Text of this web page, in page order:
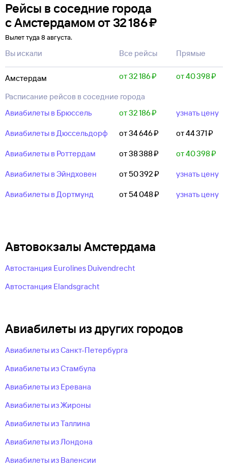
Рейсы в соседние города
с Амстердамом от32 ⁠186 ⁠₽
Вылет туда 8 августа.
Вы искали Все рейсы Прямые
Амстердам от 32 ⁠186 ⁠₽ от 40 ⁠398 ⁠₽
Расписание рейсов в соседние города
Авиабилеты в Брюссель
от 32 ⁠186 ⁠₽ узнать цену
Авиабилеты в Дюссельдорф от 34 ⁠646 ⁠₽ от 44 ⁠371 ⁠₽
Авиабилеты в Роттердам от 38 ⁠388 ⁠₽ от 40 ⁠398 ⁠₽
Авиабилеты в Эйндховен от 50 ⁠392 ⁠₽ узнать цену
Авиабилеты в Дортмунд от 54 ⁠048 ⁠₽ узнать цену
Автовокзалы Амстердама
Автостанция Eurolines Duivendrecht
Автостанция Elandsgracht
Авиабилеты из других городов
Авиабилеты из Санкт-Петербурга
Авиабилеты из Стамбула
Авиабилеты из Еревана
Авиабилеты из Жироны
Авиабилеты из Таллина
Авиабилеты из Лондона
Авиабилеты из Валенсии